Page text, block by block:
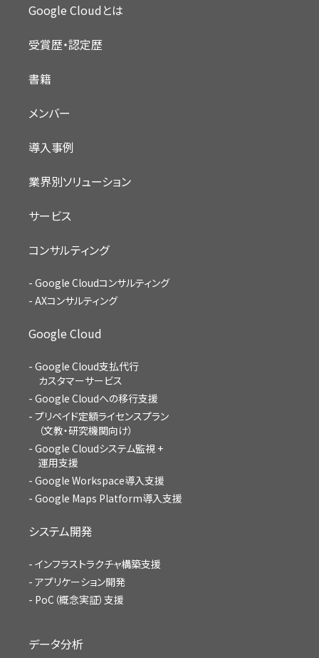
Google Cloudとは
受賞歴・認定歴
書籍
メンバー
導入事例
業界別ソリューション
サービス
コンサルティング
Google Cloudコンサルティング
AXコンサルティング
Google Cloud
Google Cloud支払代行
カスタマーサービス
Google Cloudへの移行支援
プリペイド定額ライセンスプラン
（文教・研究機関向け）
Google Cloudシステム監視 +
運用支援
Google Workspace導入支援
Google Maps Platform導入支援
システム開発
インフラストラクチャ構築支援
アプリケーション開発
PoC（概念実証）支援
データ分析